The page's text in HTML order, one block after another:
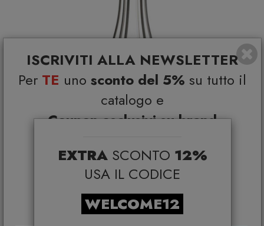
ISCRIVITI ALLA NEWSLETTER
Per TE uno sconto del 5% su tutto il
catalogo e
Coupon esclusivi su brand
*Coupon non cumulabile con altre promo e non
applicabile su:
Smeg, Bontempi Casa, Samsonite, BBB Italia,
Franke, Gufram, Memphis, Plust, Gervasoni,
Samsung, Faber, Dunavox, Zafferano, VG, Slide
EXTRA SCONTO 12%
USA IL CODICE
WELCOME12
Penelope Lampada da terra